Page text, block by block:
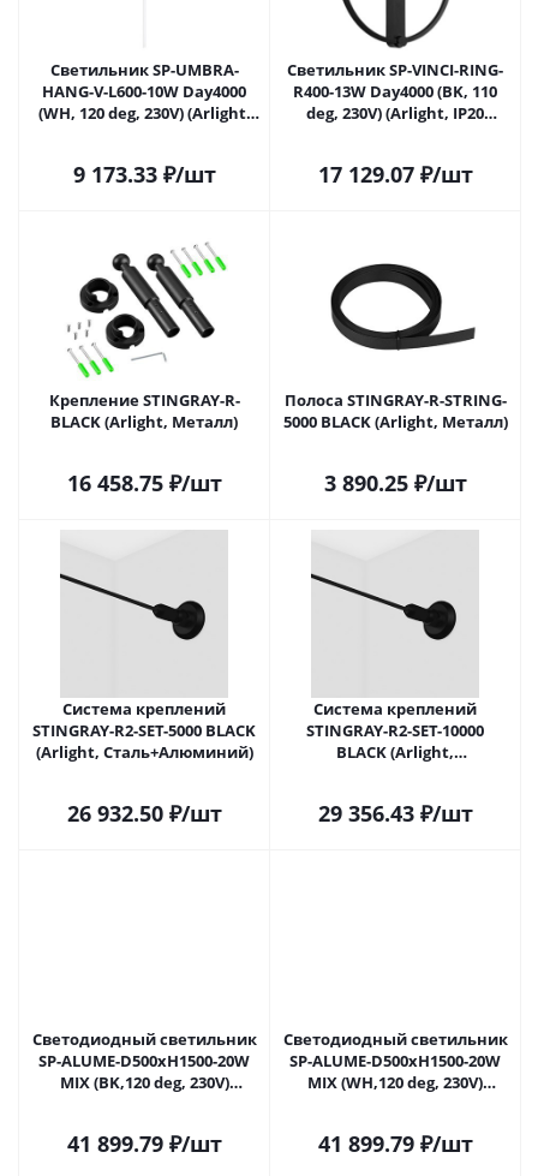
Светильник SP-UMBRA-
HANG-V-L600-10W Day4000
(WH, 120 deg, 230V) (Arlight,
9 173.33₽/шт
Светильник SP-VINCI-RING-
R400-13W Day4000 (BK, 110
deg, 230V) (Arlight, IP20
17 129.07₽/шт
Крепление STINGRAY-R-
BLACK (Arlight, Металл)
16 458.75₽/шт
Полоса STINGRAY-R-STRING-
5000 BLACK (Arlight, Металл)
3 890.25₽/шт
Система креплений
STINGRAY-R2-SET-5000 BLACK
(Arlight, Сталь+Алюминий)
26 932.50₽/шт
Система креплений
STINGRAY-R2-SET-10000
BLACK (Arlight,
29 356.43₽/шт
Светодиодный светильник
SP-ALUME-D500xH1500-20W
MIX (BK,120 deg, 230V)
41 899.79₽/шт
Светодиодный светильник
SP-ALUME-D500xH1500-20W
MIX (WH,120 deg, 230V)
41 899.79₽/шт